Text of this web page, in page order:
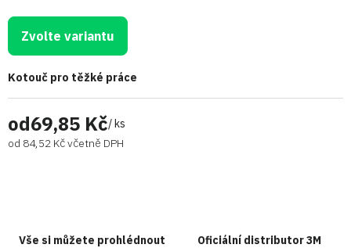
od69,85 Kč/ ks
od 84,52 Kčvčetně DPH
Zvolte variantu
Kotouč pro těžké práce
Vše si můžete prohlédnout
Oficiální distributor 3M